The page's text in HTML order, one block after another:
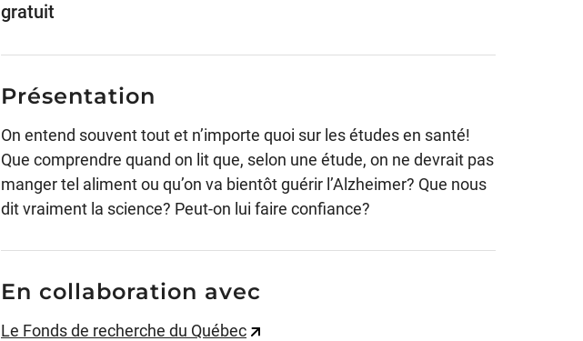
gratuit
Présentation
On entend souvent tout et n’importe quoi sur les études en santé!
Que comprendre quand on lit que, selon une étude, on ne devrait pas
manger tel aliment ou qu’on va bientôt guérir l’Alzheimer? Que nous
dit vraiment la science? Peut-on lui faire confiance?
En collaboration avec
Le Fonds de recherche du Québec